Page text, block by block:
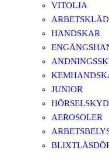
VITOLJA
HANDSKAR
JUNIOR
AEROSOLER